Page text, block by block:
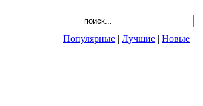
Популярные | Лучшие | Новые |